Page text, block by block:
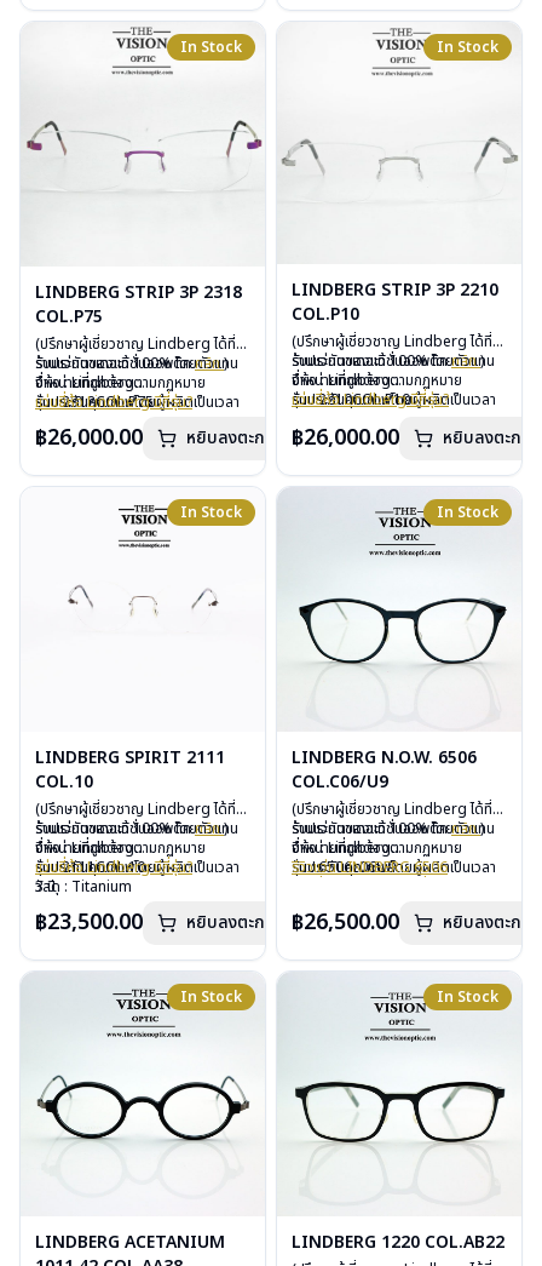
In Stock
LINDBERG STRIP 3P 2318
COL.P75
(ปรึกษาผู้เชี่ยวชาญ Lindberg ได้ที่
ร้านแว่นตาเดอะวิชั่นออพติคคลิก)
รับประกันของแท้ 100% โดยตัวแทน
จำหน่ายที่ถูกต้องตามกฏหมาย
รับประกันคุณภาพโดยผู้ผลิตเป็นเวลา
ฟรีอะไหล่ ซิลิโคนจมูก และยางหุ้มขา
ฟรีสลักชื่อบนขาแว่นได้สูงสุด 27 ตัว
ยี่ห้อ : Lindberg
รุ่น : 2318COL.P75
เลนส์ : Demo Lens
น้ำหนัก : 13 กรัม
อุปกรณ์ : กล่องแว่น, ผ้าเช็ดแว่น
การรับประกัน : 3 ปี
แว่นยี่ห้อ Lindberg มีกี่รุ่น?
฿26,000.00 หยิบลงตะกร้า
In Stock
LINDBERG STRIP 3P 2210
COL.P10
(ปรึกษาผู้เชี่ยวชาญ Lindberg ได้ที่
ร้านแว่นตาเดอะวิชั่นออพติคคลิก)
รับประกันของแท้ 100% โดยตัวแทน
จำหน่ายที่ถูกต้องตามกฏหมาย
รับประกันคุณภาพโดยผู้ผลิตเป็นเวลา
ฟรีอะไหล่ ซิลิโคนจมูก และยางหุ้มขา
ฟรีสลักชื่อบนขาแว่นได้สูงสุด 27 ตัว
ยี่ห้อ : Lindberg
รุ่น : 2210COL.P10
เลนส์ : Demo Lens
น้ำหนัก : 14 กรัม
อุปกรณ์ : กล่องแว่น, ผ้าเช็ดแว่น
การรับประกัน : 3 ปี
แว่นยี่ห้อ Lindberg มีกี่รุ่น?
฿26,000.00 หยิบลงตะกร้า
In Stock
LINDBERG SPIRIT 2111
COL.10
(ปรึกษาผู้เชี่ยวชาญ Lindberg ได้ที่
ร้านแว่นตาเดอะวิชั่นออพติคคลิก)
รับประกันของแท้ 100% โดยตัวแทน
จำหน่ายที่ถูกต้องตามกฏหมาย
รับประกันคุณภาพโดยผู้ผลิตเป็นเวลา
3 ปี
ฟรีตลอดอายุการใช้งาน
อักษร
ยี่ห้อ : Lindberg
รุ่น : 2111COL.10
วัสดุ : Titanium
บานพับ : ไม่มีน็อต
การรับประกัน : 3 ปี
แว่นยี่ห้อ Lindberg มีกี่รุ่น?
฿23,500.00 หยิบลงตะกร้า
In Stock
LINDBERG N.O.W. 6506
COL.C06/U9
(ปรึกษาผู้เชี่ยวชาญ Lindberg ได้ที่
ร้านแว่นตาเดอะวิชั่นออพติคคลิก)
รับประกันของแท้ 100% โดยตัวแทน
จำหน่ายที่ถูกต้องตามกฏหมาย
รับประกันคุณภาพโดยผู้ผลิตเป็นเวลา
ฟรีตลอดอายุการใช้งาน
อักษร
ยี่ห้อ : Lindberg
รุ่น : 6506c06U9
บานพับ : ไม่มีน็อต
การรับประกัน : 3 ปี
รีวิวแว่น LINDBERG 6506
฿26,500.00 หยิบลงตะกร้า
In Stock
LINDBERG ACETANIUM
In Stock
LINDBERG 1220 COL.AB22